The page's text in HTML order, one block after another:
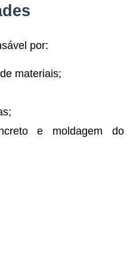
por:
materiais;
e moldagem do